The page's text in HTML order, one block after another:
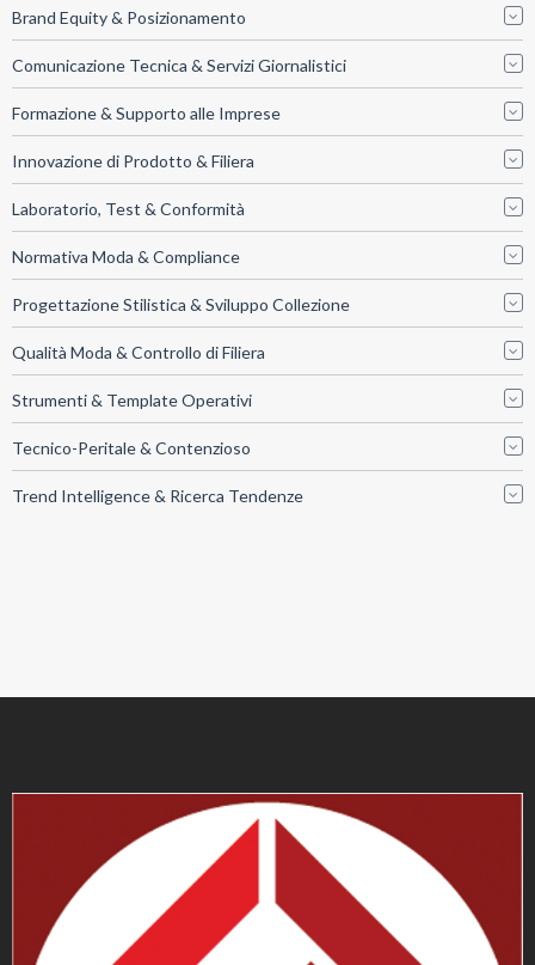
Brand Equity & Posizionamento
Comunicazione Tecnica & Servizi Giornalistici
Formazione & Supporto alle Imprese
Innovazione di Prodotto & Filiera
Laboratorio, Test & Conformità
Normativa Moda & Compliance
Progettazione Stilistica & Sviluppo Collezione
Qualità Moda & Controllo di Filiera
Strumenti & Template Operativi
Tecnico-Peritale & Contenzioso
Trend Intelligence & Ricerca Tendenze